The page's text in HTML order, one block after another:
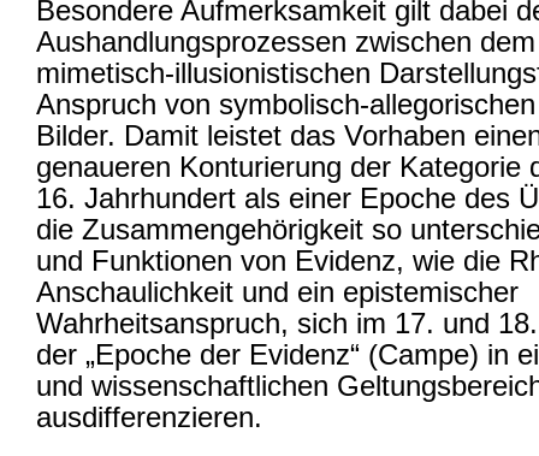
Besondere Aufmerksamkeit gilt dabei
Aushandlungsprozessen zwischen
mimetisch-illusionistischen
Anspruch von symbolisch-
Bilder. Damit leistet das Vorhaben
genaueren Konturierung der Kategorie
16. Jahrhundert als einer Epoche des
die Zusammengehörigkeit so
und Funktionen von Evidenz, wie die
Anschaulichkeit und ein epistemischer
Wahrheitsanspruch, sich im 17. und
der „Epoche der Evidenz“ (Campe) in
und wissenschaftlichen
ausdifferenzieren.